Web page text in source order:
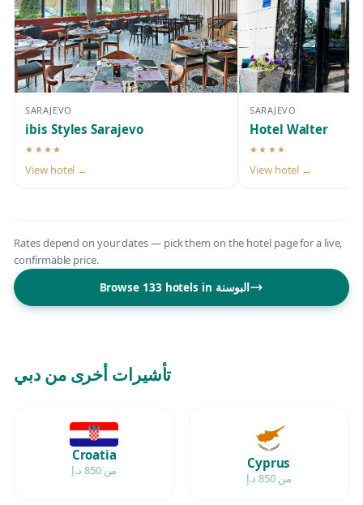
SARAJEVO
ibis Styles Sarajevo
★★★★
4-star hotel
View hotel →
SARAJEVO
Hotel Walter
★★★★
4-star hotel
View hotel →
Rates depend on your dates — pick them on the hotel page for a live,
confirmable price.
Browse 133 hotels in البوسنة
تأشيرات أخرى من دبي
Croatia
من 850 د.إ Cyprus
من 850 د.إ